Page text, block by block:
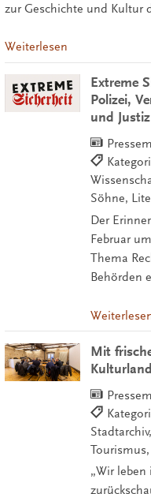
zur Geschichte und Kultur
Weiterlesen
Extreme
Polizei,
und Justiz
Söhne,
Der
Februar
Thema
Behörden
Mit
„Wir